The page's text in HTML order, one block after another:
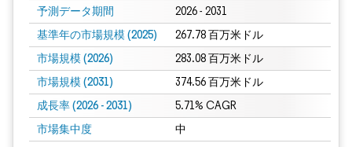
予測データ期間 2026 - 2031
基準年の市場規模 (2025) 267.78 百万米ドル
市場規模 (2026) 283.08 百万米ドル
市場規模 (2031) 374.56 百万米ドル
成長率 (2026 - 2031) 5.71% CAGR
市場集中度 中